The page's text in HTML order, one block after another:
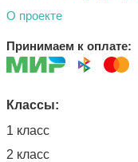
О проекте
Принимаем к оплате:
Классы:
1 класс
2 класс